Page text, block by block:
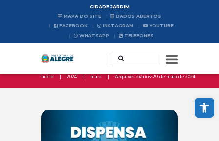
Abrir a barra de ferramentas
CIDADE JARDIM
MAPA DO SITE
DADOS ABERTOS
FACEBOOK
INSTAGRAM
YOUTUBE
WHATSAPP
TELEFONES
Início 2024 maio Arquivos diários: 29 de maio de 2024